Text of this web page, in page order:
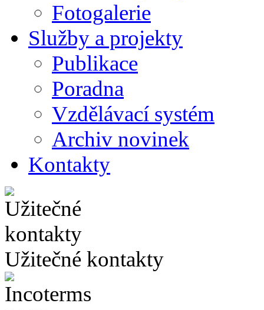
Fotogalerie
Služby a projekty
Publikace
Poradna
Vzdělávací systém
Archiv novinek
Kontakty
Užitečné kontakty